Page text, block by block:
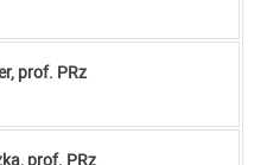
prof. PRz
prof. PRz